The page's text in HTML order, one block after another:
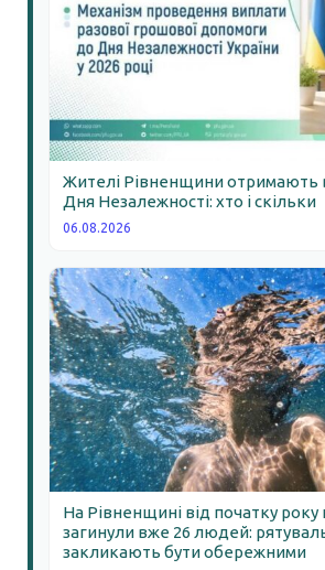
Жителі Рівненщини отримають
Дня Незалежності: хто і скільки
06.08.2026
На Рівненщині від початку
загинули вже 26 людей:
закликають бути обережними